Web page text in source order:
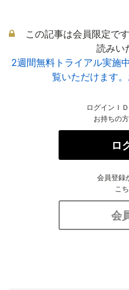
この記事は会員限定で
読みい
2週間無料トライアル実施
覧いただけます
ログインＩ
お持ちの
ロ
会員登録
こ
会